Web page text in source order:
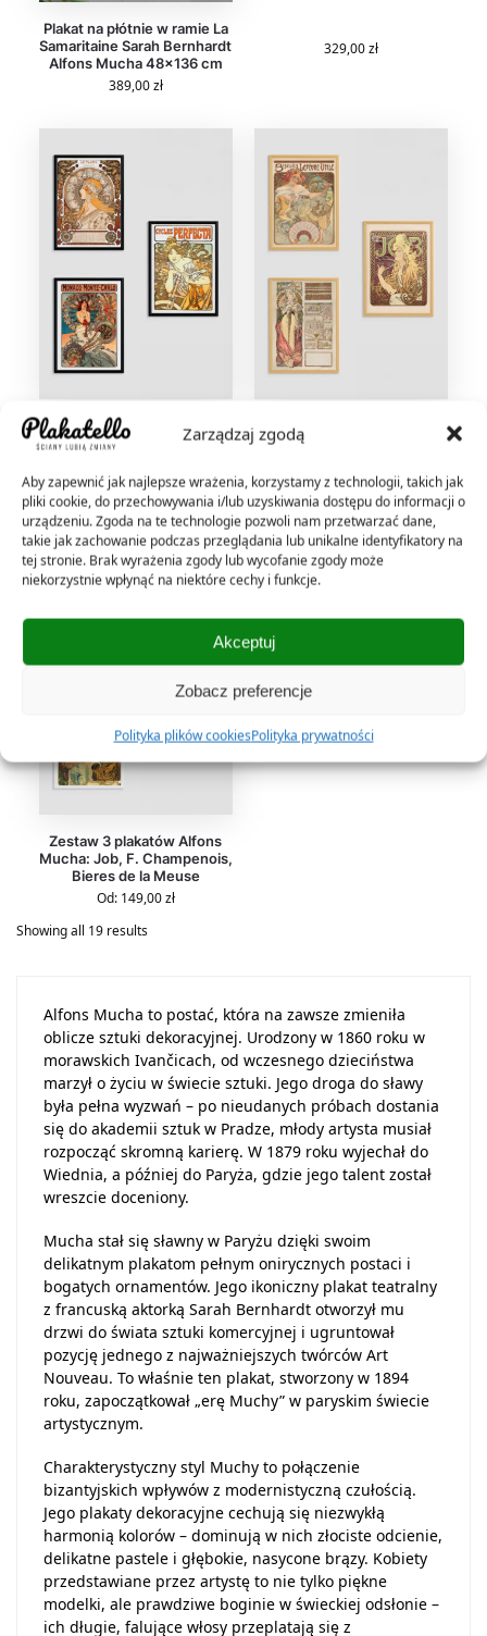
Zarządzaj zgodą
Aby zapewnić jak najlepsze wrażenia, korzystamy z technologii, takich jak
pliki cookie, do przechowywania i/lub uzyskiwania dostępu do informacji o
urządzeniu. Zgoda na te technologie pozwoli nam przetwarzać dane,
takie jak zachowanie podczas przeglądania lub unikalne identyfikatory na
tej stronie. Brak wyrażenia zgody lub wycofanie zgody może
niekorzystnie wpłynąć na niektóre cechy i funkcje.
Akceptuj
Zobacz preferencje
Polityka plików cookiesPolityka prywatności
Plakat na płótnie w ramie La
Samaritaine Sarah Bernhardt
Alfons Mucha 48×136 cm
389,00zł
329,00zł
Zestaw 3 plakatów Alfons
Mucha: Cycles Perfecta,
Plume
Od:149,00zł
Zestaw 3 plakatów Alfons
Mucha: Job, Biscuits
Światowa Paryż 1900
Od:149,00zł
Zestaw 3 plakatów Alfons
Mucha: Job, F. Champenois,
Bieres de la Meuse
Od: 149,00zł
Showing all 19 results
Alfons Mucha to postać, która na zawsze zmieniła
oblicze sztuki dekoracyjnej. Urodzony w 1860 roku w
morawskich Ivančicach, od wczesnego dzieciństwa
marzył o życiu w świecie sztuki. Jego droga do sławy
była pełna wyzwań – po nieudanych próbach dostania
się do akademii sztuk w Pradze, młody artysta musiał
rozpocząć skromną karierę. W 1879 roku wyjechał do
Wiednia, a później do Paryża, gdzie jego talent został
wreszcie doceniony.
Mucha stał się sławny w Paryżu dzięki swoim
delikatnym plakatom pełnym onirycznych postaci i
bogatych ornamentów. Jego ikoniczny plakat teatralny
z francuską aktorką Sarah Bernhardt otworzył mu
drzwi do świata sztuki komercyjnej i ugruntował
pozycję jednego z najważniejszych twórców Art
Nouveau. To właśnie ten plakat, stworzony w 1894
roku, zapoczątkował „erę Muchy” w paryskim świecie
artystycznym.
Charakterystyczny styl Muchy to połączenie
bizantyjskich wpływów z modernistyczną czułością.
Jego plakaty dekoracyjne cechują się niezwykłą
harmonią kolorów – dominują w nich złociste odcienie,
delikatne pastele i głębokie, nasycone brązy. Kobiety
przedstawiane przez artystę to nie tylko piękne
modelki, ale prawdziwe boginie w świeckiej odsłonie –
ich długie, falujące włosy przeplatają się z